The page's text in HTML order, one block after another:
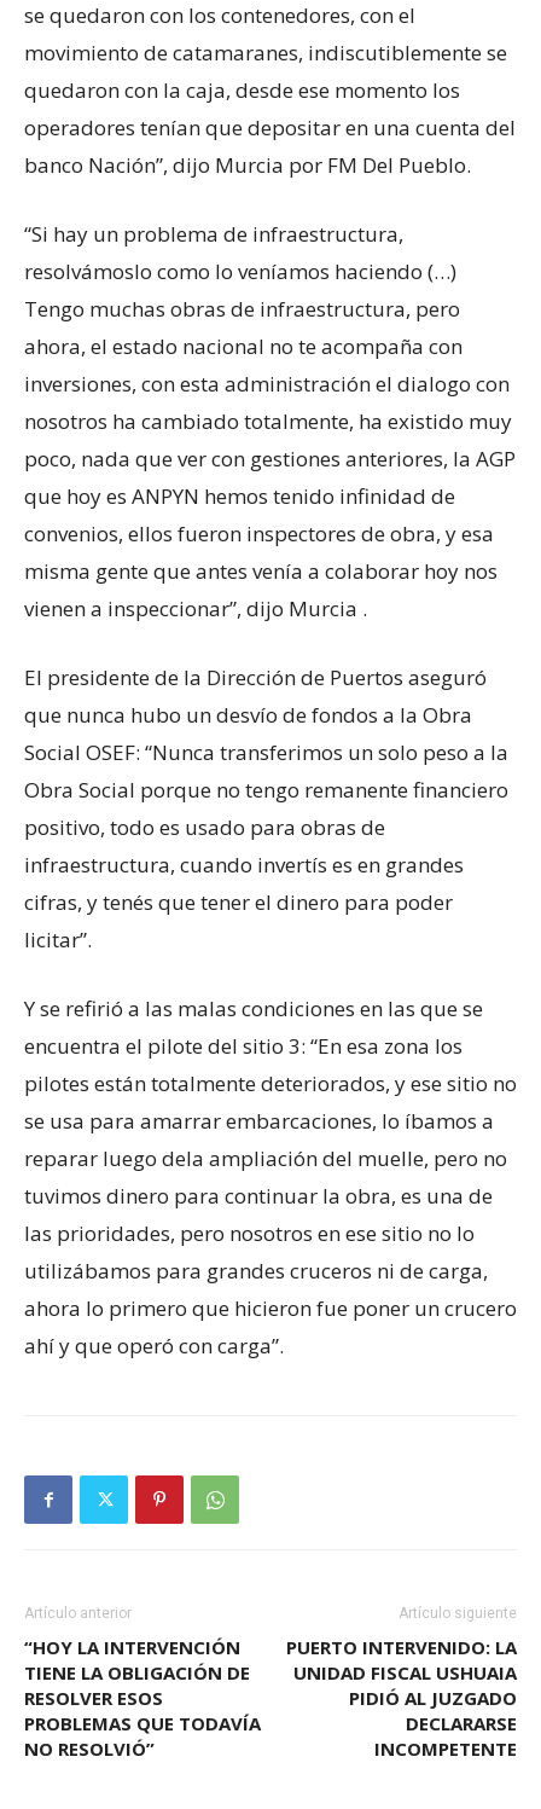
se quedaron con los contenedores, con el
movimiento de catamaranes, indiscutiblemente se
quedaron con la caja, desde ese momento los
operadores tenían que depositar en una cuenta del
banco Nación”, dijo Murcia por FM Del Pueblo.
“Si hay un problema de infraestructura,
resolvámoslo como lo veníamos haciendo (…)
Tengo muchas obras de infraestructura, pero
ahora, el estado nacional no te acompaña con
inversiones, con esta administración el dialogo con
nosotros ha cambiado totalmente, ha existido muy
poco, nada que ver con gestiones anteriores, la AGP
que hoy es ANPYN hemos tenido infinidad de
convenios, ellos fueron inspectores de obra, y esa
misma gente que antes venía a colaborar hoy nos
vienen a inspeccionar”, dijo Murcia .
El presidente de la Dirección de Puertos aseguró
que nunca hubo un desvío de fondos a la Obra
Social OSEF: “Nunca transferimos un solo peso a la
Obra Social porque no tengo remanente financiero
positivo, todo es usado para obras de
infraestructura, cuando invertís es en grandes
cifras, y tenés que tener el dinero para poder
licitar”.
Y se refirió a las malas condiciones en las que se
encuentra el pilote del sitio 3: “En esa zona los
pilotes están totalmente deteriorados, y ese sitio no
se usa para amarrar embarcaciones, lo íbamos a
reparar luego dela ampliación del muelle, pero no
tuvimos dinero para continuar la obra, es una de
las prioridades, pero nosotros en ese sitio no lo
utilizábamos para grandes cruceros ni de carga,
ahora lo primero que hicieron fue poner un crucero
ahí y que operó con carga”.
Artículo anterior
“HOY LA INTERVENCIÓN
TIENE LA OBLIGACIÓN DE
RESOLVER ESOS
PROBLEMAS QUE TODAVÍA
NO RESOLVIÓ”
Artículo siguiente
PUERTO INTERVENIDO: LA
UNIDAD FISCAL USHUAIA
PIDIÓ AL JUZGADO
DECLARARSE
INCOMPETENTE